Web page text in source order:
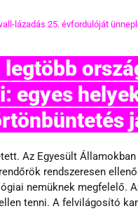
lázadás 25. évfordulóját
egyes
Az Egyesült
rendszeresen
nemüknek megfelelő.
tenni. A felvilágosító